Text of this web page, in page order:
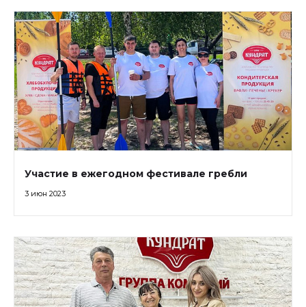
Участие в ежегодном фестивале гребли
3 июн 2023